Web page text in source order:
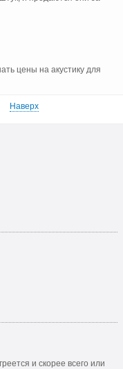
цены на акустику для
Наверх
и скорее всего или